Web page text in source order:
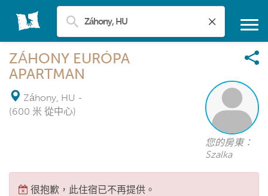
ZÁHONY EURÓPA
APARTMAN
Záhony, HU -
(600 米 從中心)
您的房東：
Szalka
很抱歉，此住宿已不再提供。